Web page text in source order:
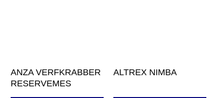
ANZA VERFKRABBER
RESERVEMES
ALTREX NIMBA